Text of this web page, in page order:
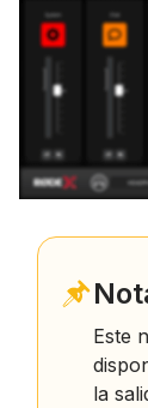
Este
la